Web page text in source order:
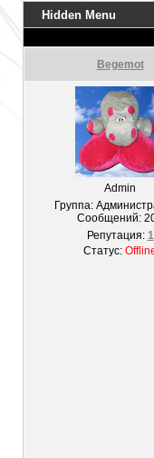
Hidden Menu
Begemot
Admin
Группа:
Сообщений:
Репутация: 1
Статус: